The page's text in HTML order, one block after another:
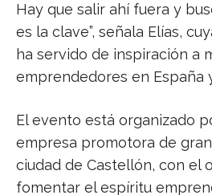
Hay que salir ahí fuera y
es la clave”, señala Elías,
ha servido de inspiración a
emprendedores en España
El evento está organizado
empresa promotora de
ciudad de Castellón, con el
fomentar el espíritu